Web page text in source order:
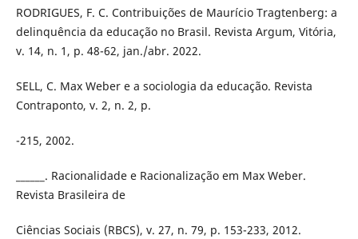
RODRIGUES, F. C. Contribuições de Maurício Tragtenberg: a
delinquência da educação no Brasil. Revista Argum, Vitória,
v. 14, n. 1, p. 48-62, jan./abr. 2022.
SELL, C. Max Weber e a sociologia da educação. Revista
Contraponto, v. 2, n. 2, p.
-215, 2002.
______. Racionalidade e Racionalização em Max Weber.
Revista Brasileira de
Ciências Sociais (RBCS), v. 27, n. 79, p. 153-233, 2012.